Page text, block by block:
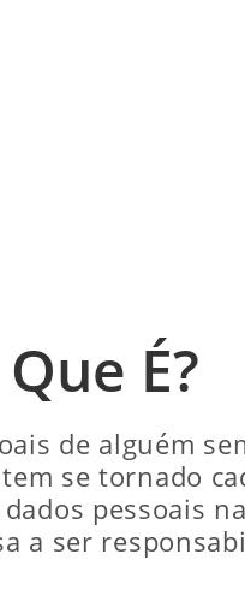
É?
de alguém
se tornado
pessoais
a ser